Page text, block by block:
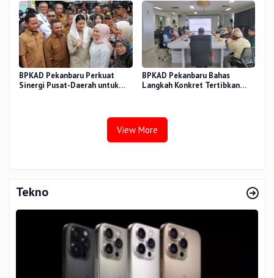
BPKAD Pekanbaru Perkuat
Sinergi Pusat-Daerah untuk
BPKAD Pekanbaru Bahas
Langkah Konkret Tertibkan
View More
Tekno